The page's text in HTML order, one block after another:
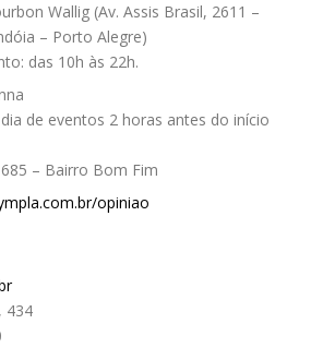
Wallig (Av. Assis Brasil, 2611 –
– Porto Alegre)
das 10h às 22h.
de eventos 2 horas antes do início
– Bairro Bom Fim
opiniao
434